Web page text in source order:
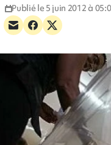
Publié le 5 juin 2012 à